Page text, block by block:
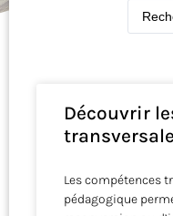
Découvrir
Les compétences
pédagogique